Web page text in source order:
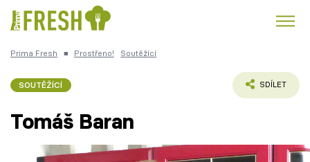
Česká kuchyně
Prima Fresh ■ Prostřeno! Soutěžící
SOUTĚŽÍCÍ SDÍLET
Tomáš Baran